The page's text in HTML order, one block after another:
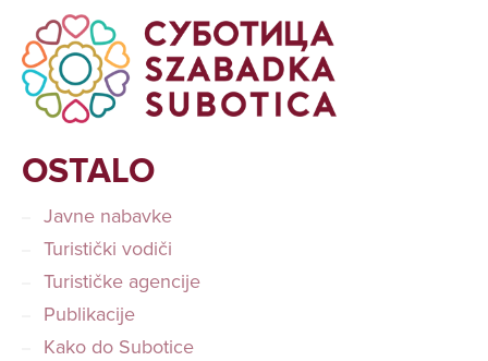
OSTALO
Javne nabavke
Turistički vodiči
Turističke agencije
Publikacije
Kako do Subotice